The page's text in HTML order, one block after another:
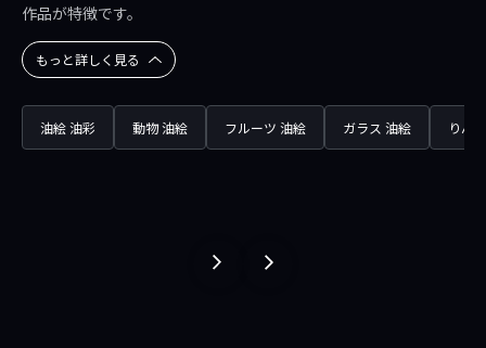
作品が特徴です。
もっと詳しく見る
油絵 油彩 動物 油絵 フルーツ 油絵 ガラス 油絵 りん